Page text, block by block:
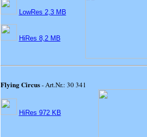
LowRes 2,3 MB
HiRes 8,2 MB
Flying Circus- Art.Nr.: 30 341
HiRes 972 KB